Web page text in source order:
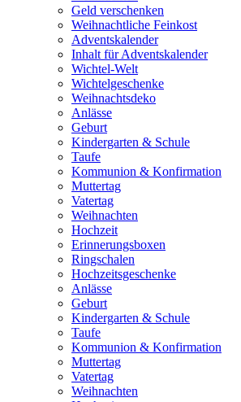
Geld verschenken
Weihnachtliche Feinkost
Adventskalender
Inhalt für Adventskalender
Wichtel-Welt
Wichtelgeschenke
Weihnachtsdeko
Anlässe
Geburt
Kindergarten & Schule
Taufe
Kommunion & Konfirmation
Muttertag
Vatertag
Weihnachten
Hochzeit
Erinnerungsboxen
Ringschalen
Hochzeitsgeschenke
Anlässe
Geburt
Kindergarten & Schule
Taufe
Kommunion & Konfirmation
Muttertag
Vatertag
Weihnachten